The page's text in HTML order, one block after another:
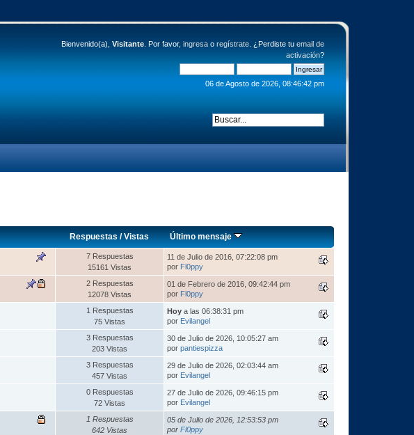
Bienvenido(a), Visitante. Por favor, ingresao regístrate. ¿Perdiste tu email de
activación?
06 de Agosto de 2026, 08:46:42 pm
Respuestas/Vistas
Último mensaje
7 Respuestas
15161 Vistas
11 de Julio de 2016, 07:22:08 pm
por Fl0ppy
2 Respuestas
12078 Vistas
01 de Febrero de 2016, 09:42:44 pm
por Fl0ppy
1 Respuestas
75 Vistas
Hoy a las 06:38:31 pm
por Evilangel
3 Respuestas
203 Vistas
30 de Julio de 2026, 10:05:27 am
porpantiespizza
3 Respuestas
457 Vistas
29 de Julio de 2026, 02:03:44 am
por Evilangel
0 Respuestas
72 Vistas
27 de Julio de 2026, 09:46:15 pm
por Evilangel
1 Respuestas
642 Vistas
05 de Julio de 2026, 12:53:53 pm
porFl0ppy